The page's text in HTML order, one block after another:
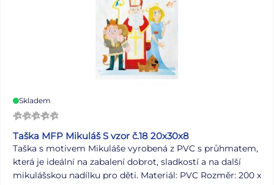
Skladem
Taška MFP Mikuláš S vzor č.18 20x30x8
Taška s motivem Mikuláše vyrobená z PVC s průhmatem,
která je ideální na zabalení dobrot, sladkostí a na další
mikulášskou nadílku pro děti. Materiál: PVC Rozměr: 200 x